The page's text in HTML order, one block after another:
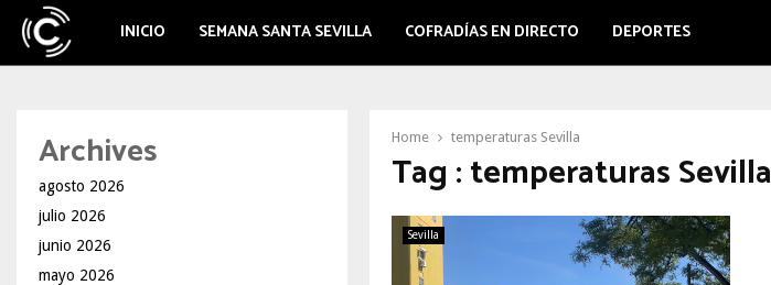
INICIO SEMANA SANTA SEVILLA COFRADÍAS EN DIRECTO DEPORTES
Home temperaturas Sevilla
Tag : temperaturas Sevilla
Sevilla
Archives
agosto 2026
julio 2026
junio 2026
mayo 2026